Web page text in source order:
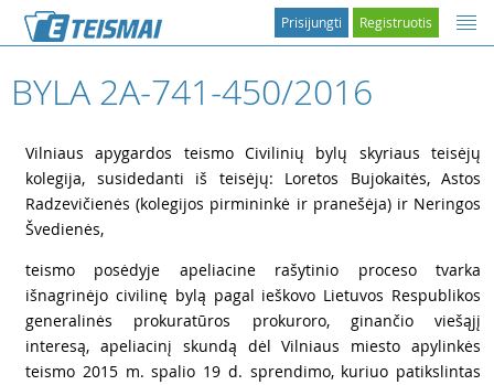
Registruotis
Prisijungti
BYLA 2A-741-450/2016
Vilniaus apygardos teismo Civilinių bylų skyriaus teisėjų
kolegija, susidedanti iš teisėjų: Loretos Bujokaitės, Astos
Radzevičienės (kolegijos pirmininkė ir pranešėja) ir Neringos
Švedienės,
teismo posėdyje apeliacine rašytinio proceso tvarka
išnagrinėjo civilinę bylą pagal ieškovo Lietuvos Respublikos
generalinės prokuratūros prokuroro, ginančio viešąjį
interesą, apeliacinį skundą dėl Vilniaus miesto apylinkės
teismo 2015 m. spalio 19 d. sprendimo, kuriuo patikslintas